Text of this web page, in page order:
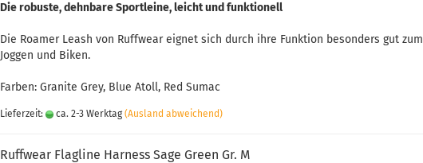
Die robuste, dehnbare Sportleine, leicht und funktionell
Die Roamer Leash von Ruffwear eignet sich durch ihre Funktion besonders gut zum
Joggen und Biken.
Farben: Granite Grey, Blue Atoll, Red Sumac
Lieferzeit: ca. 2-3 Werktag (Ausland abweichend)
Ruffwear Flagline Harness Sage Green Gr. M